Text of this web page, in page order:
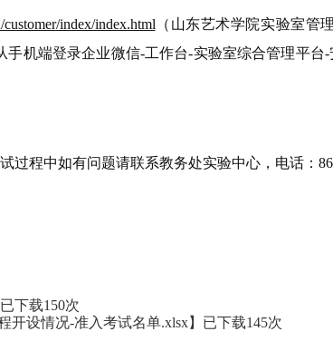
customer/index/index.html （山东艺术学院实验室管
手机端登录企业微信-工作台-实验室综合管理平台-
过程中如有问题请联系教务处实验中心， 电话：
下载150次
开设情况-准入考试名单.xlsx】已下载145次